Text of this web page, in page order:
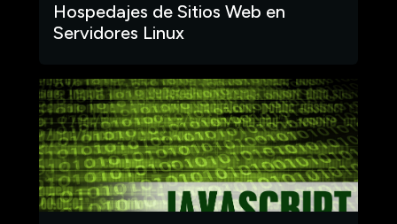
Hospedajes de Sitios Web en
Servidores Linux